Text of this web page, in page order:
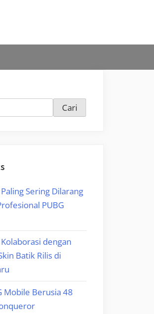
Cari
Sering Dilarang
PUBG
dengan
Batik Rilis di
Mobile Berusia 48